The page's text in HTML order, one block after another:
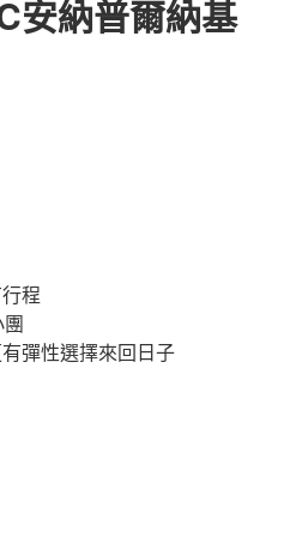
安納普爾納基
程
彈性選擇來回日子